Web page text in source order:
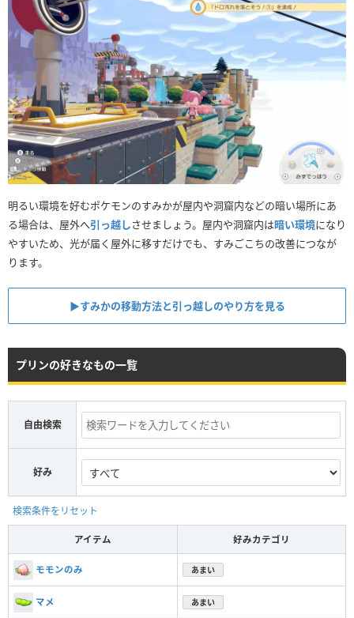
明るい環境を好むポケモンのすみかが屋内や洞窟内などの暗い場所にあ
る場合は、屋外へ引っ越しさせましょう。屋内や洞窟内は暗い環境になり
やすいため、光が届く屋外に移すだけでも、すみごこちの改善につなが
ります。
▶︎すみかの移動方法と引っ越しのやり方を見る
プリンの好きなもの一覧
自由検索
好み
検索条件をリセット
アイテム 好みカテゴリ
モモンのみ あまい
マメ あまい